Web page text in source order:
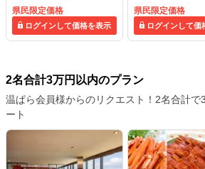
県民限定価格
ログインして価格を表示
県民限定価格
ログインして価
2名合計3万円以内のプラン
温ぱら会員様からのリクエスト！2名合計で
ート